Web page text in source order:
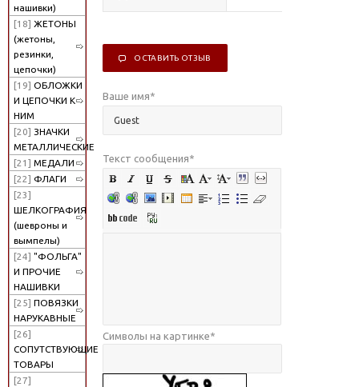
нашивки)
[18] ЖЕТОНЫ
(жетоны,
резинки,
цепочки)
[19] ОБЛОЖКИ
И ЦЕПОЧКИ К
НИМ
[20] ЗНАЧКИ
МЕТАЛЛИЧЕСКИЕ
[21] МЕДАЛИ
[22] ФЛАГИ
[23]
ШЕЛКОГРАФИЯ
(шевроны и
вымпелы)
[24] "ФОЛЬГА"
И ПРОЧИЕ
НАШИВКИ
[25] ПОВЯЗКИ
НАРУКАВНЫЕ
[26]
СОПУТСТВУЮЩИЕ
ТОВАРЫ
[27]
ОСТАВИТЬ ОТЗЫВ
Ваше имя*
Текст сообщения*
Символы на картинке*